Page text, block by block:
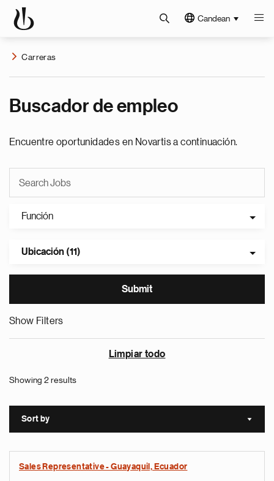
Candean
Carreras
Buscador de empleo
Encuentre oportunidades en Novartis a continuación.
Función
Ubicación (11)
Show Filters
Limpiar todo
Showing 2 results
Sort by Sort
Sales Representative - Guayaquil, Ecuador